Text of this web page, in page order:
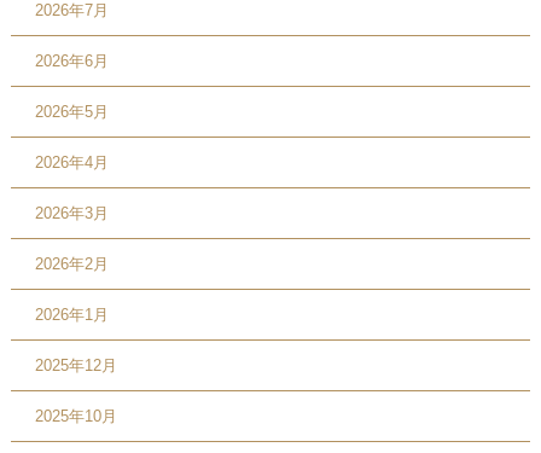
2026年7月
2026年6月
2026年5月
2026年4月
2026年3月
2026年2月
2026年1月
2025年12月
2025年10月